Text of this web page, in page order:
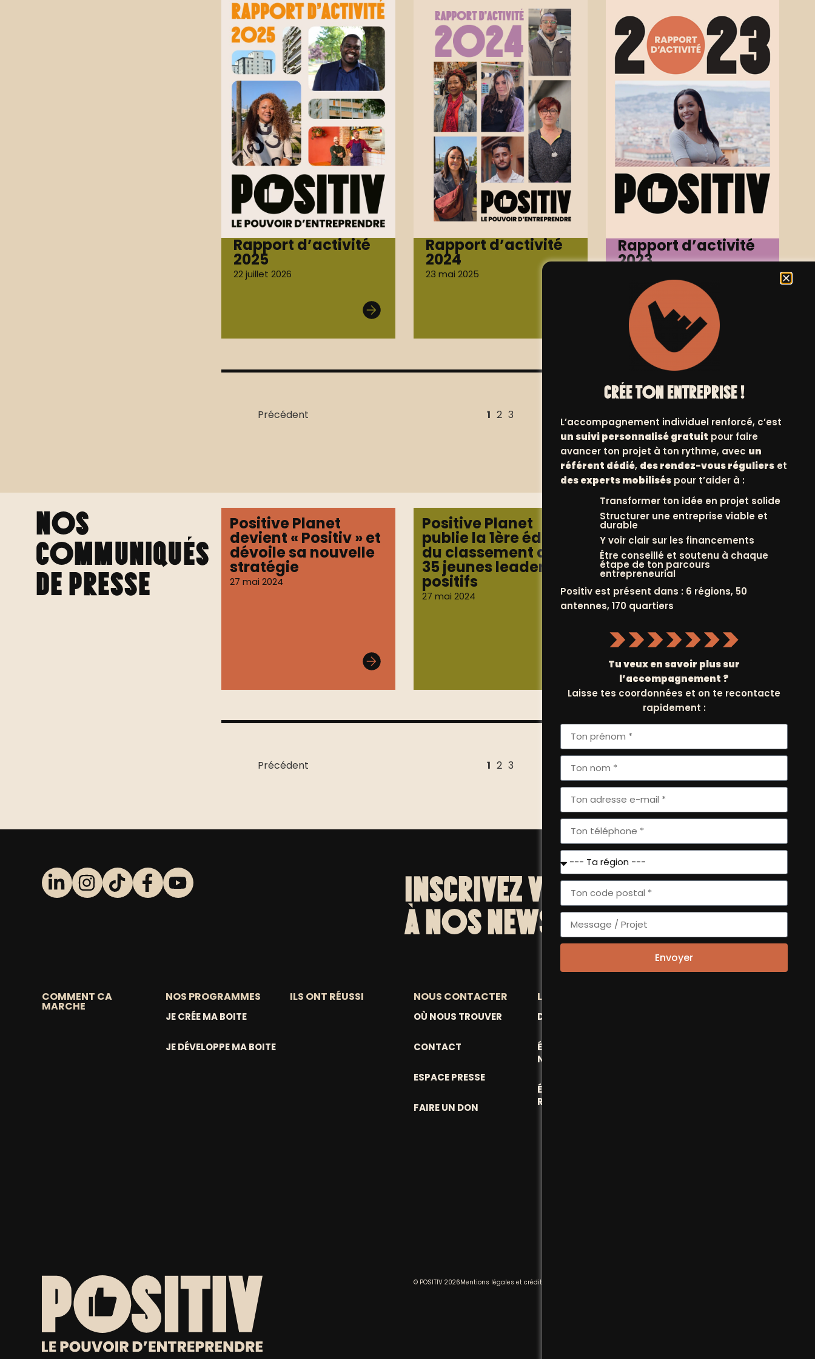
Rapport d’activité
2025
22 juillet 2026
Rapport d’activité
2024
23 mai 2025
Rapport d’activité
2023
Précédent 1 2 3 Suivant
Nos
Communiqués
de presse
Positive Planet
devient « Positiv » et
dévoile sa nouvelle
stratégie
27 mai 2024
Positive Planet
publie la 1ère édition
du classement des
35 jeunes leaders
positifs
27 mai 2024
Positive Planet
International,
désormais PPI,
rejoint le Groupe
SOS
27 mai 2024
Précédent 1 2 3
INSCRIVEZ VOUS
À NOS NEWSLETTERS
+
COMMENT CA
MARCHE
NOS PROGRAMMES
JE CRÉE MA BOITE
JE DÉVELOPPE MA BOITE
ILS ONT RÉUSSI NOUS CONTACTER
OÙ NOUS TROUVER
CONTACT
ESPACE PRESSE
FAIRE UN DON
L'ACTUALITÉ
DERNIÈRES ACTUS
ÉVÉNEMENTS
NATIONAUX
ÉVÉNEMENTS
RÉGIONNAUX
© POSITIV 2026 Mentions légales et crédits
CRÉE TON ENTREPRISE !
L’accompagnement individuel renforcé, c’est
un suivi personnalisé gratuit pour faire
avancer ton projet à ton rythme, avec un
référent dédié, des rendez-vous réguliers et
des experts mobilisés pour t’aider à :
Transformer ton idée en projet solide
Structurer une entreprise viable et
durable
Y voir clair sur les financements
Être conseillé et soutenu à chaque
étape de ton parcours
entrepreneurial
Positiv est présent dans : 6 régions, 50
antennes, 170 quartiers
Tu veux en savoir plus sur
l’accompagnement ?
Laisse tes coordonnées et on te recontacte
rapidement :
Envoyer